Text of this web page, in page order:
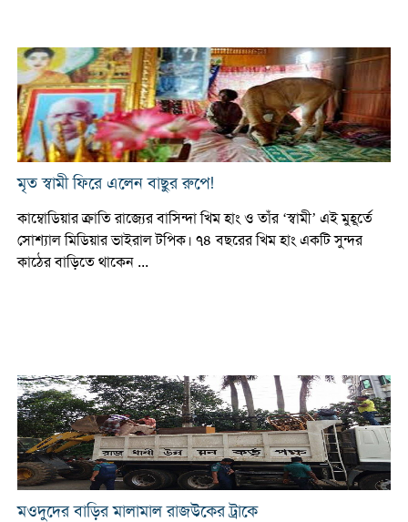
মৃত স্বামী ফিরে এলেন বাছুর রুপে!
কাম্বোডিয়ার ক্রাতি রাজ্যের বাসিন্দা খিম হাং ও তাঁর ‘স্বামী’ এই মুহূর্তে
সোশ্যাল মিডিয়ার ভাইরাল টপিক। ৭৪ বছরের খিম হাং একটি সুন্দর
কাঠের বাড়িতে থাকেন ...
মওদুদের বাড়ির মালামাল রাজউকের ট্রাকে